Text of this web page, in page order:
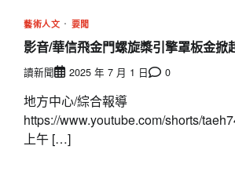
藝術人文 要聞
影音/華信飛金門螺旋槳引擎罩板金掀
讀新聞 2025 年 7 月 1 日 0
地方中心/綜合報導
https://www.youtube.com/shorts/
上午 […]